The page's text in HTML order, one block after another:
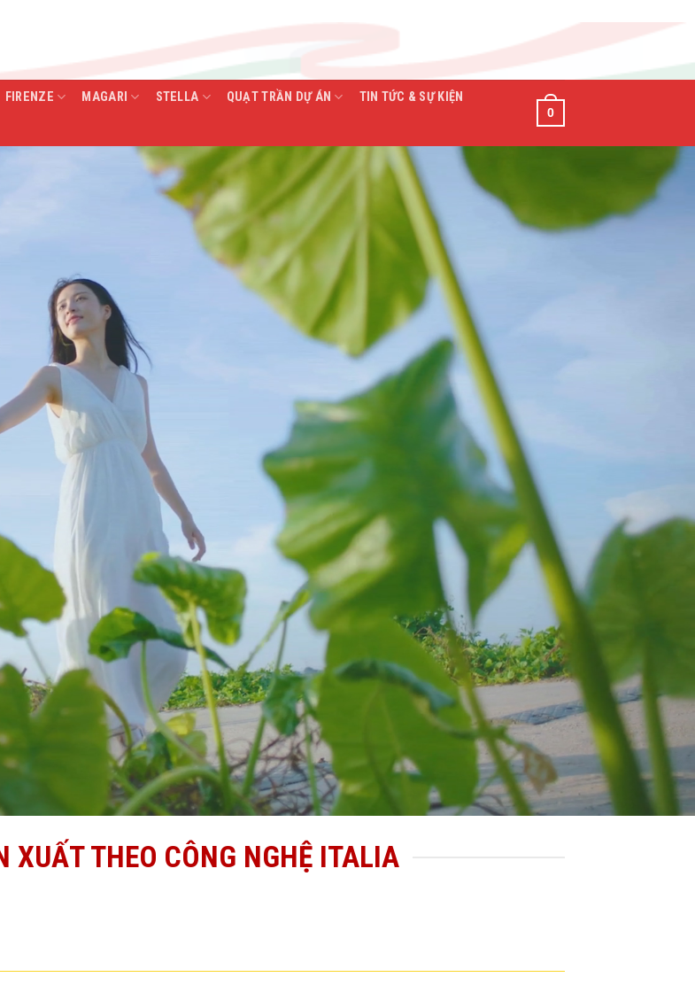
FIRENZE MAGARI STELLA QUẠT TRẦN DỰ ÁN TIN TỨC & SỰ KIỆN
0
XUẤT THEO CÔNG NGHỆ ITALIA